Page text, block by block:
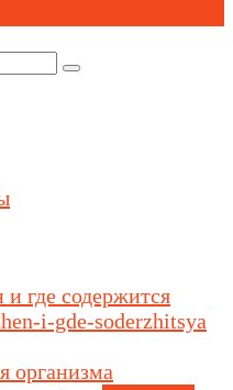
где содержится
организма